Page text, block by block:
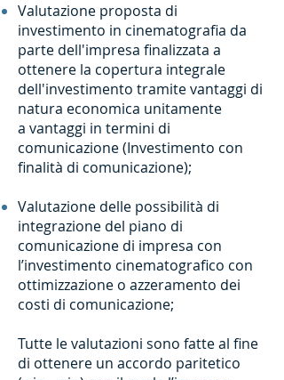
Valutazione proposta di
investimento in cinematografia da
parte dell'impresa finalizzata a
ottenere la copertura integrale
dell'investimento tramite vantaggi di
natura economica unitamente
a vantaggi in termini di
comunicazione (Investimento con
finalità di comunicazione);
Valutazione delle possibilità di
integrazione del piano di
comunicazione di impresa con
l’investimento cinematografico con
ottimizzazione o azzeramento dei
costi di comunicazione;
Tutte le valutazioni sono fatte al fine
di ottenere un accordo paritetico